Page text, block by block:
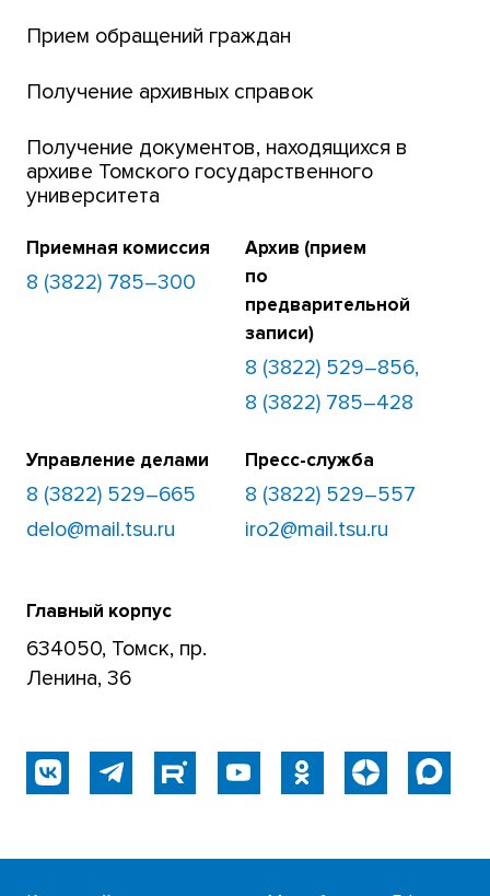
Банк инициатив по развитию университета
Прием обращений граждан
Получение архивных справок
Получение документов, находящихся в
архиве Томского государственного
университета
Приемная комиссия
8 (3822) 785–300
Архив (прием
по
предварительной
записи)
8 (3822) 529–856,
8 (3822) 785–428
Управление делами
8 (3822) 529–665
delo@mail.tsu.ru
Пресс-служба
8 (3822) 529–557
iro2@mail.tsu.ru
Главный корпус
634050, Томск, пр.
Ленина, 36